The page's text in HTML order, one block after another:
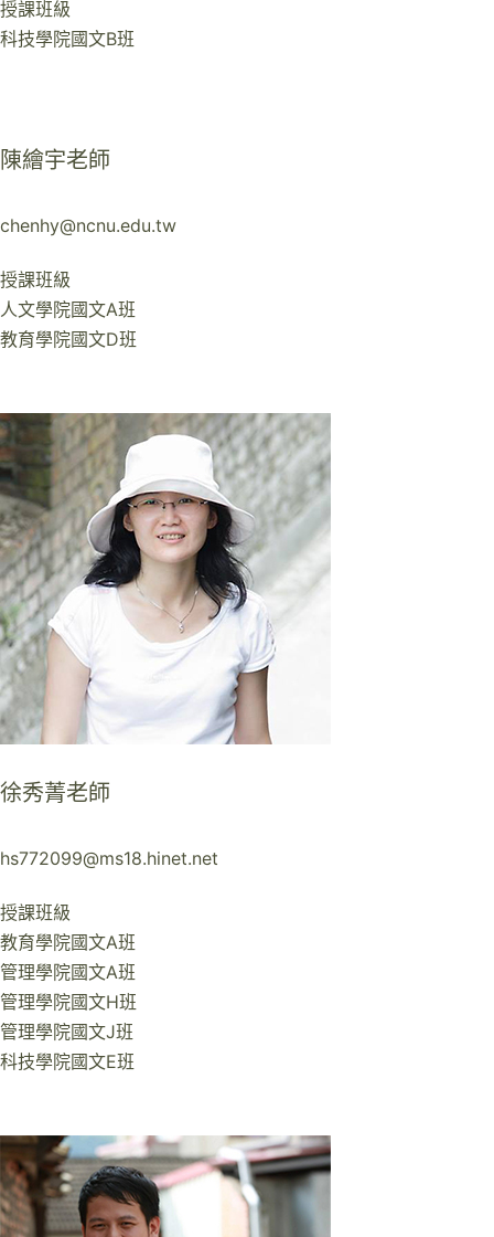
授課班級
科技學院國文B班
陳繪宇老師
chenhy@ncnu.edu.tw
授課班級
人文學院國文A班
教育學院國文D班
徐秀菁老師
hs772099@ms18.hinet.net
授課班級
教育學院國文A班
管理學院國文A班
管理學院國文H班
管理學院國文J班
科技學院國文E班